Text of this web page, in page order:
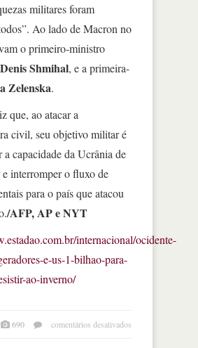
militares foram
Ao lado de Macron no
o primeiro-ministro
Denis Shmihal, e a primeira-
Zelenska.
que, ao atacar a
civil, seu objetivo militar é
a capacidade da Ucrânia de
e interromper o fluxo de
para o país que atacou
/AFP, AP e NYT
internacional/ocidente-
e-us-1-bilhao-para-
ao-inverno/
690 comentários desativados